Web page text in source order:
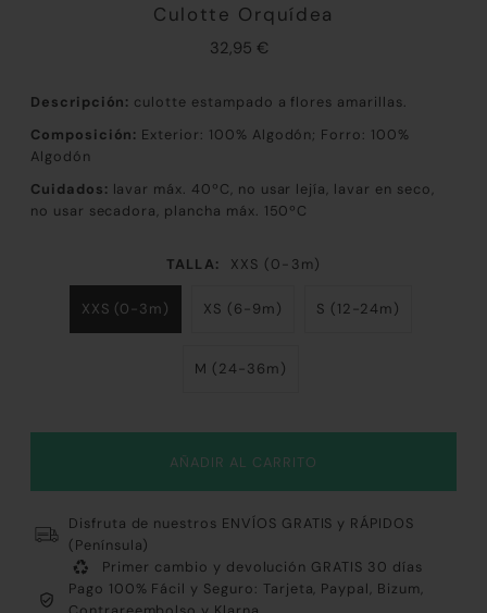
Culotte Orquídea
32,95 €
Descripción: culotte estampado a flores amarillas.
Composición: Exterior: 100% Algodón; Forro: 100%
Algodón
Cuidados: lavar máx. 40ºC, no usar lejía, lavar en seco,
no usar secadora, plancha máx. 150ºC
TALLA: XXS (0-3m)
XXS (0-3m) XS (6-9m) S (12-24m)
M (24-36m)
Disfruta de nuestros ENVÍOS GRATIS y RÁPIDOS
(Península)
Primer cambio y devolución GRATIS 30 días
Pago 100% Fácil y Seguro: Tarjeta, Paypal, Bizum,